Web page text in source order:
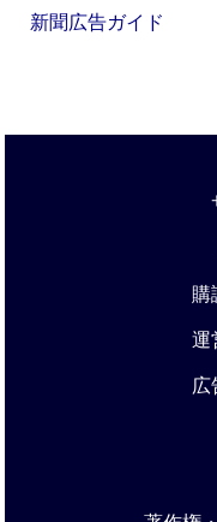
新聞広告ガイド
購
運
広